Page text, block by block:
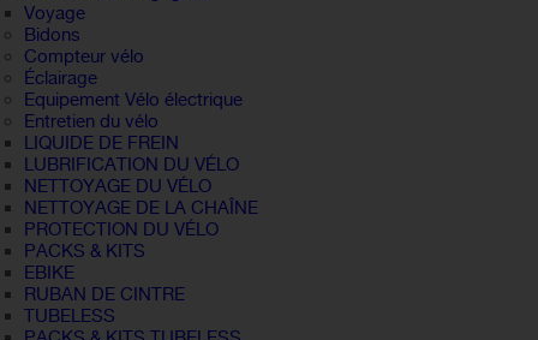
Voyage
Bidons
Compteur vélo
Éclairage
Equipement Vélo électrique
Entretien du vélo
LIQUIDE DE FREIN
LUBRIFICATION DU VÉLO
NETTOYAGE DU VÉLO
NETTOYAGE DE LA CHAÎNE
PROTECTION DU VÉLO
PACKS & KITS
EBIKE
RUBAN DE CINTRE
TUBELESS